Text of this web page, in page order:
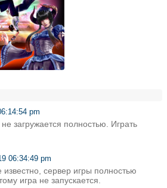
pm
загружается полностью. Играть
06:34:49 pm
известно, сервер игры полностью
игра не запускается.